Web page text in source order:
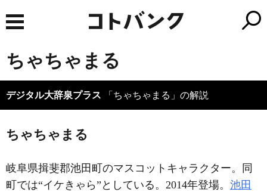
ちゃちゃまる
デジタル大辞泉プラス 「ちゃちゃまる」の解説
ちゃちゃまる
岐阜県揖斐郡池田町のマスコットキャラクター。同
町では“イケきゃら”としている。2014年登場。 池田